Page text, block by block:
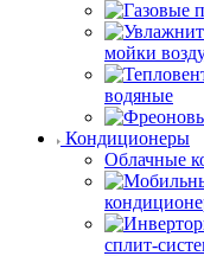
мойки
водяные
Кондиционеры
Облачные
сплит-